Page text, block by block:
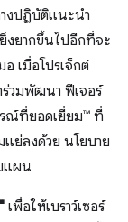
งปฏิบัติแนะนำ
งยากขึ้นไปอีกที่จะ
เมื่อโปรเจ็กต์
วมพัฒนา ฟีเจอร์
รณ์ที่ยอดเยี่ยม™ ที่
แย่ลงด้วย นโยบาย
แผน
เพื่อให้เบราว์เซอร์